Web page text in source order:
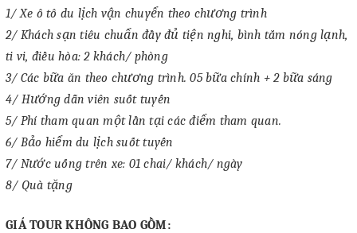
1/ Xe ô tô du lịch vận chuyển theo chương trình
2/ Khách sạn tiêu chuẩn đầy đủ tiện nghi, bình tắm nóng lạnh,
ti vi, điều hòa: 2 khách/ phòng
3/ Các bữa ăn theo chương trình. 05 bữa chính + 2 bữa sáng
4/ Hướng dẫn viên suốt tuyến
5/ Phí tham quan một lần tại các điểm tham quan.
6/ Bảo hiểm du lịch suốt tuyến
7/ Nước uống trên xe: 01 chai/ khách/ ngày
8/ Quà tặng
GIÁ TOUR KHÔNG BAO GỒM: